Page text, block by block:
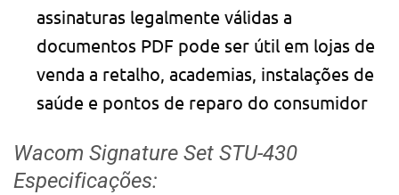
assinaturas legalmente válidas a
documentos PDF pode ser útil em lojas de
venda a retalho, academias, instalações de
saúde e pontos de reparo do consumidor
Wacom Signature Set STU-430
Especificações: